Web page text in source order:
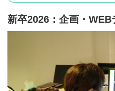
まずはお気軽にご応募ください。
自治体の方々と伴走しながら、埋
し、
新しい価値として再定義し、発信
「地方自治体のサイクルツーリズ
というビジョンのもと、
Web、販促ツール、動画、ブラ
幅広いクリエイティブを手掛けて
新卒2026：企画・WEB